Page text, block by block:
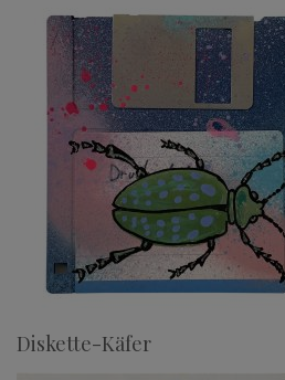
Diskette-Käfer